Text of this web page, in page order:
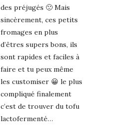
des préjugés 🙁 Mais
sincèrement, ces petits
fromages en plus
d’êtres supers bons, ils
sont rapides et faciles à
faire et tu peux même
les customiser 😀 le plus
compliqué finalement
c’est de trouver du tofu
lactofermenté…